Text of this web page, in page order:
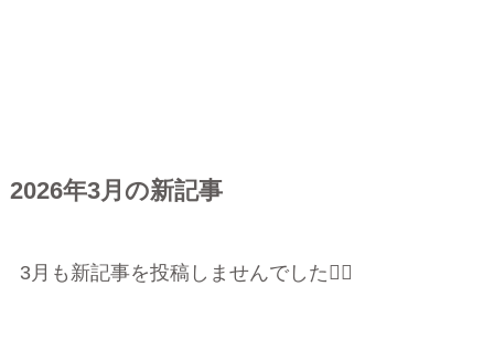
2026年3月の新記事
3月も新記事を投稿しませんでした🙇‍♀️